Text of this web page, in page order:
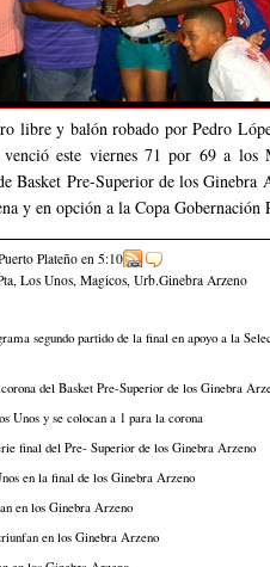
libre y balón robado por Pedro
este viernes 71 por 69 a los
Basket Pre-Superior de los Ginebra
y en opción a la Copa Gobernación
Plateño en 5:10
, Los Unos, Magicos, Urb.Ginebra Arzeno
segundo partido de la final en apoyo a la
del Basket Pre-Superior de los Ginebra
Unos y se colocan a 1 para la corona
final del Pre- Superior de los Ginebra Arzeno
en la final de los Ginebra Arzeno
en los Ginebra Arzeno
en los Ginebra Arzeno